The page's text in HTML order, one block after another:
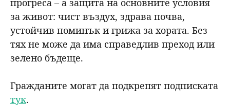
прогреса – а защита на основните условия
за живот: чист въздух, здрава почва,
устойчив поминък и грижа за хората. Без
тях не може да има справедлив преход или
зелено бъдеще.
Гражданите могат да подкрепят подписката
тук.